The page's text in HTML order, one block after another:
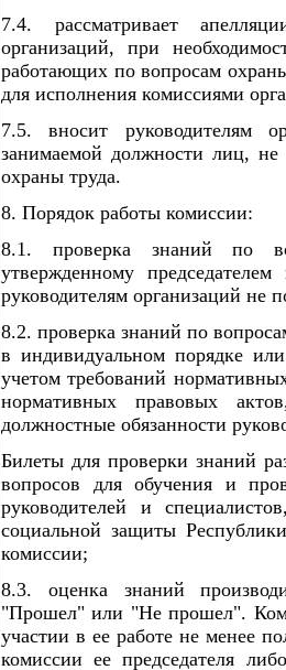
7.4. рассматривает
организаций, при
работающих по вопросам
для исполнения комиссиями
7.5. вносит руководителям
занимаемой должности лиц,
охраны труда.
8. Порядок работы комиссии:
8.1. проверка знаний по
утвержденному
руководителям организаций не
8.2. проверка знаний по
в индивидуальном порядке
учетом требований
нормативных правовых
должностные обязанности
Билеты для проверки знаний
вопросов для обучения и
руководителей и
социальной защиты
комиссии;
8.3. оценка знаний
"Прошел" или "Не прошел".
участии в ее работе не менее
комиссии ее председателя